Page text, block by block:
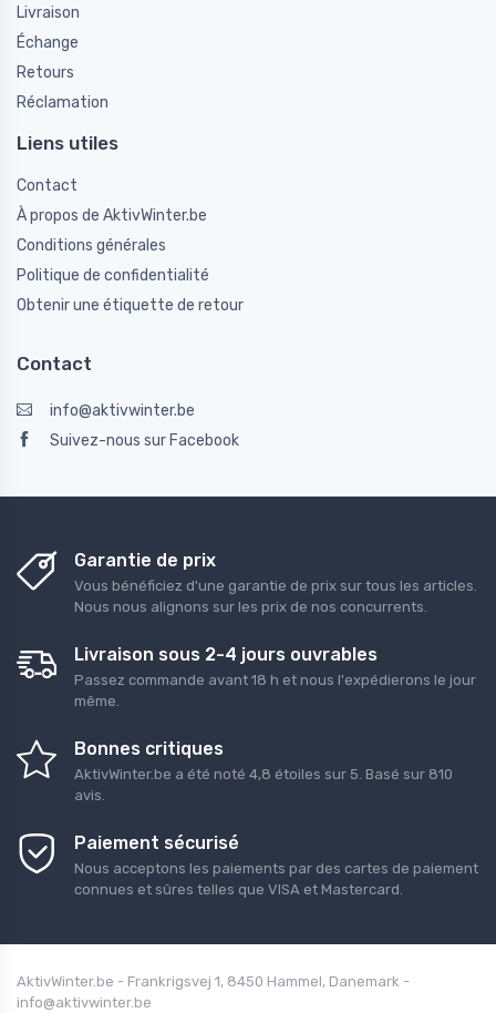
Livraison
Échange
Retours
Réclamation
Liens utiles
Contact
À propos de AktivWinter.be
Conditions générales
Politique de confidentialité
Obtenir une étiquette de retour
Contact
info@aktivwinter.be
Suivez-nous sur Facebook
Garantie de prix
Vous bénéficiez d'une garantie de prix sur tous les articles.
Nous nous alignons sur les prix de nos concurrents.
Livraison sous 2-4 jours ouvrables
Passez commande avant 18 h et nous l'expédierons le jour
même.
Bonnes critiques
AktivWinter.be a été noté 4,8 étoiles sur 5 . Basé sur 810
avis.
Paiement sécurisé
Nous acceptons les paiements par des cartes de paiement
connues et sûres telles que VISA et Mastercard.
AktivWinter.be - Frankrigsvej 1, 8450 Hammel, Danemark -
info@aktivwinter.be